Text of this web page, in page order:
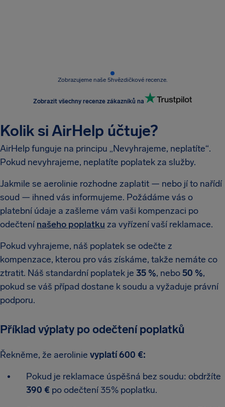
Zobrazujeme naše 5hvězdičkové recenze.
Zobrazit všechny recenze zákazníků na
Kolik si AirHelp účtuje?
AirHelp funguje na principu „Nevyhrajeme, neplatíte“.
Pokud nevyhrajeme, neplatíte poplatek za služby.
Jakmile se aerolinie rozhodne zaplatit — nebo jí to nařídí
soud — ihned vás informujeme. Požádáme vás o
platební údaje a zašleme vám vaši kompenzaci po
odečtení našeho poplatku za vyřízení vaší reklamace.
Pokud vyhrajeme, náš poplatek se odečte z
kompenzace, kterou pro vás získáme, takže nemáte co
ztratit. Náš standardní poplatek je 35 %, nebo50 %,
pokud se váš případ dostane k soudu a vyžaduje právní
podporu.
Příklad výplaty po odečtení poplatků
Řekněme, že aerolinie vyplatí 600 €:
Pokud je reklamace úspěšná bez soudu: obdržíte
390 € po odečtení 35% poplatku.